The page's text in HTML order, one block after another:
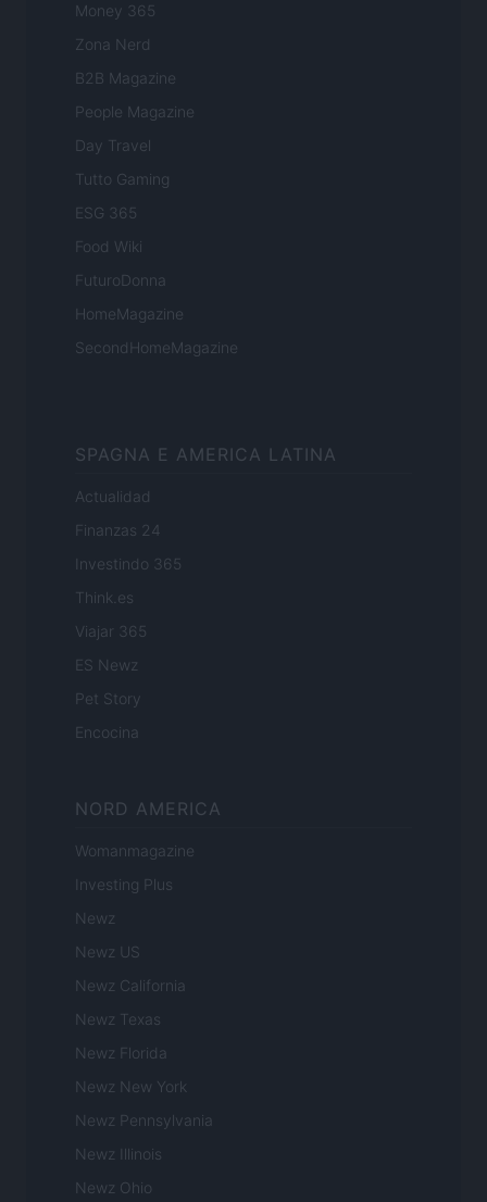
Money 365
Zona Nerd
B2B Magazine
People Magazine
Day Travel
Tutto Gaming
ESG 365
Food Wiki
FuturoDonna
HomeMagazine
SecondHomeMagazine
SPAGNA E AMERICA LATINA
Actualidad
Finanzas 24
Investindo 365
Think.es
Viajar 365
ES Newz
Pet Story
Encocina
NORD AMERICA
Womanmagazine
Investing Plus
Newz
Newz US
Newz California
Newz Texas
Newz Florida
Newz New York
Newz Pennsylvania
Newz Illinois
Newz Ohio